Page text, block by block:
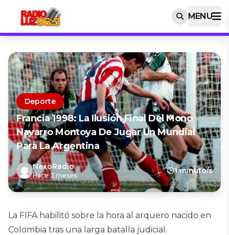
MENU
Deporte
Francia 1998: La Ilusión Final Del Mono
Navarro Montoya De Jugar Un Mundial
Para La Argentina
NexoRadio
Hace 3 meses
1 minuto/s
La FIFA habilitó sobre la hora al arquero nacido en
Colombia tras una larga batalla judicial.